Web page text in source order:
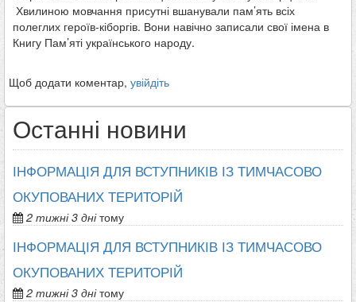
Хвилиною мовчання присутні вшанували пам’ять всіх
полеглих героїв-кіборгів. Вони навічно записали свої імена в
Книгу Пам’яті українського народу.
Щоб додати коментар, увійдіть
Останні новини
ІНФОРМАЦІЯ ДЛЯ ВСТУПНИКІВ ІЗ ТИМЧАСОВО
ОКУПОВАНИХ ТЕРИТОРІЙ
2 тижні 3 днітому
ІНФОРМАЦІЯ ДЛЯ ВСТУПНИКІВ ІЗ ТИМЧАСОВО
ОКУПОВАНИХ ТЕРИТОРІЙ
2 тижні 3 днітому